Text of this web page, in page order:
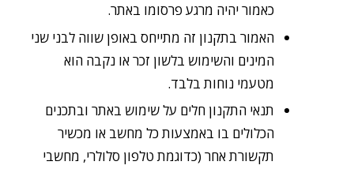
כאמור יהיה מרגע פרסומו באתר.
האמור בתקנון זה מתייחס באופן שווה לבני שני
המינים והשימוש בלשון זכר או נקבה הוא
מטעמי נוחות בלבד.
תנאי התקנון חלים על שימוש באתר ובתכנים
הכלולים בו באמצעות כל מחשב או מכשיר
תקשורת אחר (כדוגמת טלפון סלולרי, מחשבי